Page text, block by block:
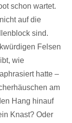
schon wartet.
auf die
sind.
Felsen
wie
hatte –
am
Hang hinauf
Knast? Oder